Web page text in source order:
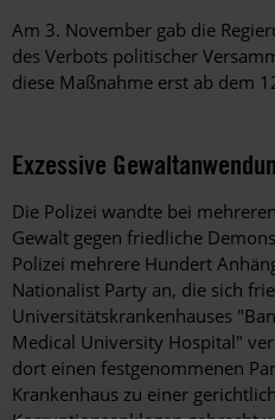
Am 3. November gab die
des Verbots politischer
diese Maßnahme erst ab dem
Exzessive
Die Polizei wandte bei
Gewalt gegen friedliche
Polizei mehrere Hundert
Nationalist Party an, die sich
Universitätskrankenhauses
Medical University Hospital"
dort einen festgenommenen
Krankenhaus zu einer